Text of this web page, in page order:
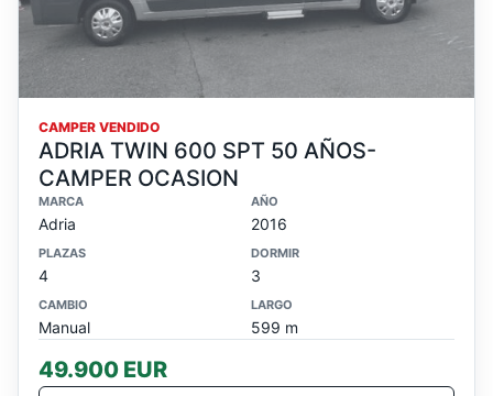
CAMPER VENDIDO
ADRIA TWIN 600 SPT 50 AÑOS-
CAMPER OCASION
MARCA
Adria
AÑO
2016
PLAZAS
4
DORMIR
3
CAMBIO
Manual
LARGO
599 m
49.900 EUR